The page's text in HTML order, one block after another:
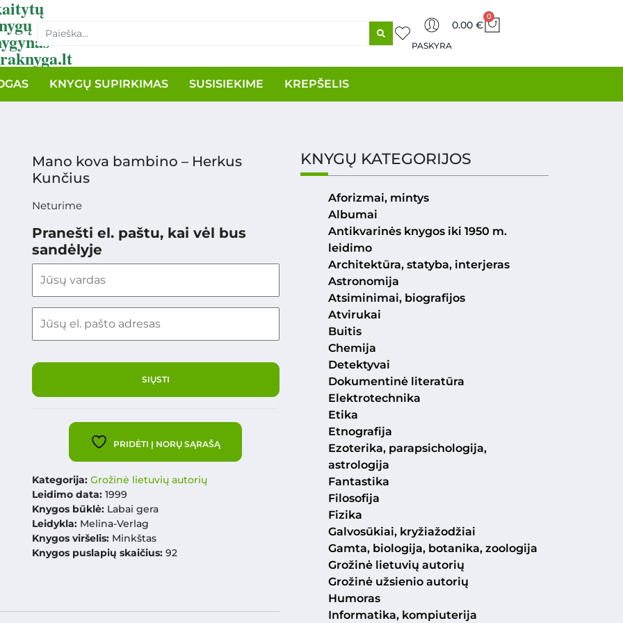
PASKYRA
0.00 €
0
KNYGŲ SUPIRKIMAS SUSISIEKIME KREPŠELIS
Mano kova bambino – Herkus
Kunčius
Neturime
Pranešti el. paštu, kai vėl bus
sandėlyje
PRIDĖTI Į NORŲ SĄRAŠĄ
Kategorija: Grožinė lietuvių autorių
Leidimo data:1999
Knygos būklė: Labai gera
Leidykla:Melina-Verlag
Knygos viršelis: Minkštas
Knygos puslapių skaičius: 92
KNYGŲ KATEGORIJOS
Aforizmai, mintys
Albumai
Antikvarinės knygos iki 1950 m.
leidimo
Architektūra, statyba, interjeras
Astronomija
Atsiminimai, biografijos
Atvirukai
Buitis
Chemija
Detektyvai
Dokumentinė literatūra
Elektrotechnika
Etika
Etnografija
Ezoterika, parapsichologija,
astrologija
Fantastika
Filosofija
Fizika
Galvosūkiai, kryžiažodžiai
Gamta, biologija, botanika, zoologija
Grožinė lietuvių autorių
Grožinė užsienio autorių
Humoras
Informatika, kompiuterija